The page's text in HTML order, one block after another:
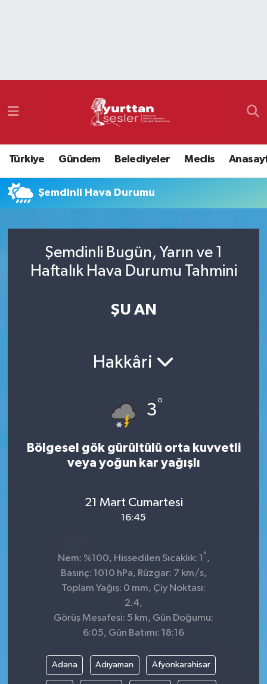
Türkiye Gündem Belediyeler Meclis
Şemdinli Hava Durumu
Şemdinli Bugün, Yarın ve 1
Haftalık Hava Durumu Tahmini
ŞU AN
Hakkâri
3°
Bölgesel gök gürültülü orta kuvvetli
veya yoğun kar yağışlı
21 Mart Cumartesi
16:45
Nem: %100, Hissedilen Sıcaklık: 1 ° ,
Basınç: 1010 hPa, Rüzgar: 7 km/s,
Toplam Yağış: 0 mm, Çiy Noktası:
2.4,
Görüş Mesafesi: 5 km, Gün Doğumu:
6:05, Gün Batımı: 18:16
Adana Adıyaman Afyonkarahisar
Namaz Vakitleri
Süper Lig Puan Durumu ve Fikstür
Tüm Manşetler
Son Dakika Haberleri
Haber Arşivi